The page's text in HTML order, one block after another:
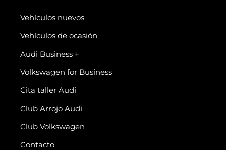
Vehículos nuevos
Vehículos de ocasión
Audi Business +
Volkswagen for Business
Cita taller Audi
Club Arrojo Audi
Club Volkswagen
Contacto